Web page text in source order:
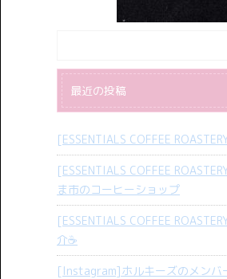
最近の投稿
[ESSENTIALS COFFEE
[ESSENTIALS COFFEE
ま市のコーヒーショップ
[ESSENTIALS COFFEE
介☕️
[Instagram]ホルキーズのメンバ